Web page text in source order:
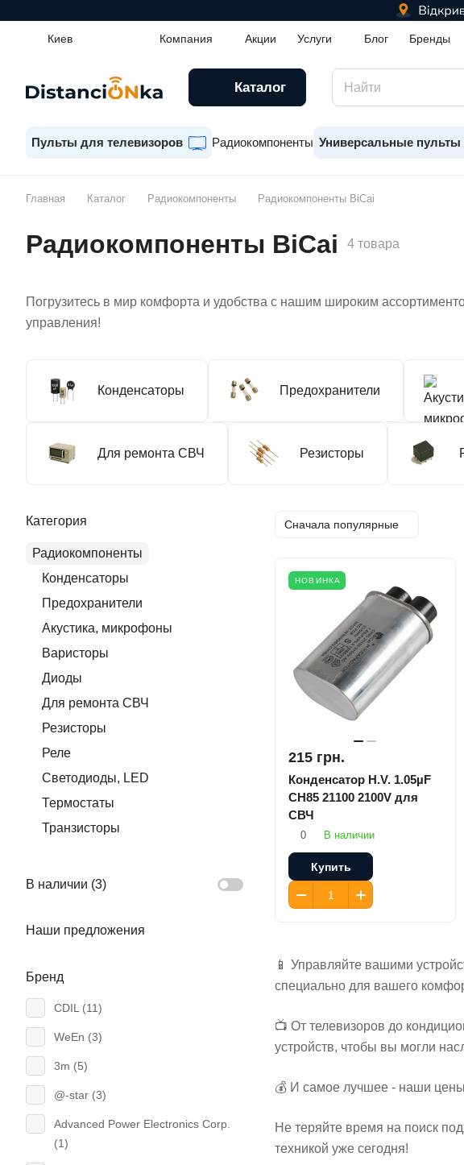
Киев Компания Акции Услуги Блог Бренды
Каталог
Пульты для телевизоров Радиокомпоненты Универсальные
Главная Каталог Радиокомпоненты Радиокомпоненты BiCai
Радиокомпоненты BiCai 4 товара
Погрузитесь в мир комфорта и удобства с нашим широким
управления!
Конденсаторы Предохранители
Для ремонта СВЧ Резисторы
Сначала популярные
НОВИНКА
215 грн.
Конденсатор H.V. 1.05µF
CH85 21100 2100V для
СВЧ
0 В наличии
Купить
📱 Управляйте вашими
специально для вашего
📺 От телевизоров до
устройств, чтобы вы могли
💰 И самое лучшее - наши
Не теряйте время на поиск
техникой уже сегодня!
Категория
Радиокомпоненты
Конденсаторы
Предохранители
Акустика, микрофоны
Варисторы
Диоды
Для ремонта СВЧ
Резисторы
Реле
Светодиоды, LED
Термостаты
Транзисторы
В наличии (3)
Наши предложения
Бренд
CDIL (11)
WeEn (3)
3m (5)
@-star (3)
Advanced Power Electronics Corp.
(1)